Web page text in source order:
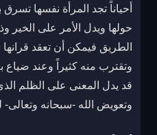
أحياناً تجد المرأة نفسها
حولها ويدل الأمر على
الطريق فيمكن أن تعقد
وتقترب منه كثيراً وعند ضياع
قد يدل المعنى على الظلم
وتعويض الله -سبحانه وتعالى-